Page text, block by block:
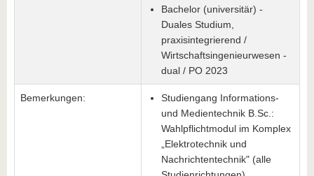
Bachelor (universitär) -
Duales Studium,
praxisintegrierend /
Wirtschaftsingenieurwesen -
dual / PO 2023
Bemerkungen:
Studiengang Informations-
und Medientechnik B.Sc.:
Wahlpflichtmodul im Komplex
„Elektrotechnik und
Nachrichtentechnik" (alle